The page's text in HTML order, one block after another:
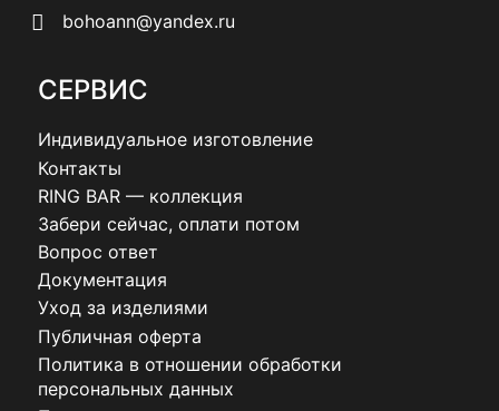
bohoann@yandex.ru
СЕРВИС
Индивидуальное изготовление
Контакты
RING BAR — коллекция
Забери сейчас, оплати потом
Вопрос ответ
Документация
Уход за изделиями
Публичная оферта
Политика в отношении обработки
персональных данных